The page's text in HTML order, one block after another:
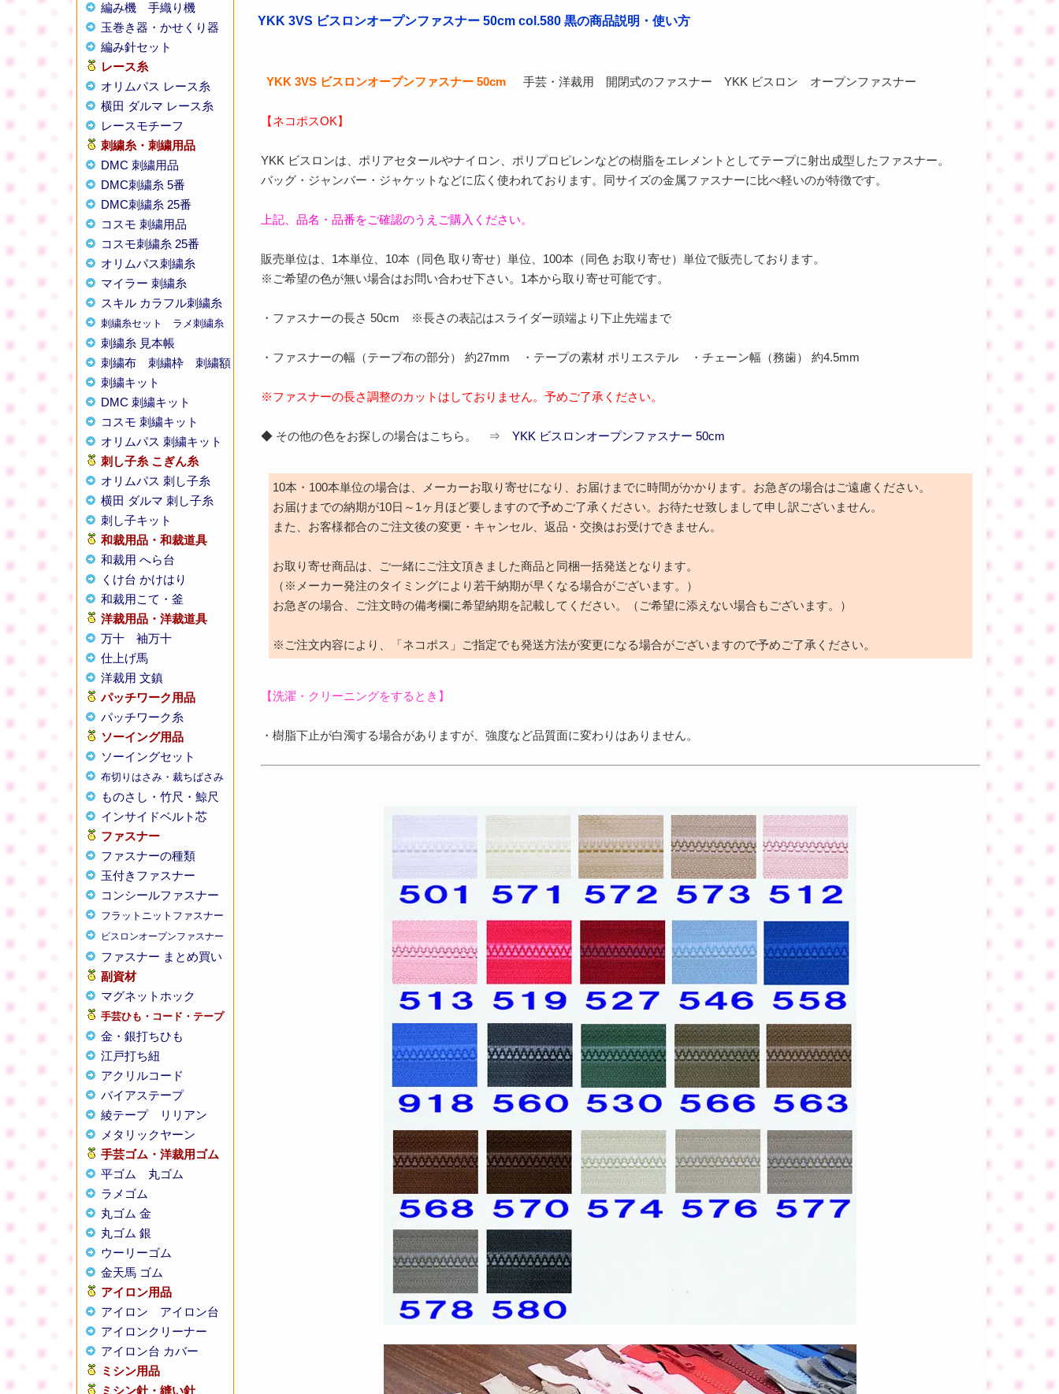
編み機
手織り機
玉巻き器・かせくり器
編み針セット
レース糸
オリムパス レース糸
横田 ダルマ レース糸
レースモチーフ
刺繍糸・刺繍用品
DMC 刺繍用品
DMC刺繍糸 5番
DMC刺繍糸 25番
コスモ 刺繍用品
コスモ刺繍糸 25番
オリムパス刺繍糸
マイラー 刺繍糸
スキル カラフル刺繍糸
刺繍糸セット ラメ刺繍糸
刺繍糸 見本帳
刺繍布
刺繍枠
刺繍額
刺繍キット
DMC 刺繍キット
コスモ 刺繍キット
オリムパス 刺繍キット
刺し子糸 こぎん糸
オリムパス 刺し子糸
横田 ダルマ 刺し子糸
刺し子キット
和裁用品・和裁道具
和裁用 へら台
くけ台 かけはり
和裁用こて・釜
洋裁用品・洋裁道具
万十
袖万十
仕上げ馬
洋裁用 文鎮
パッチワーク用品
パッチワーク糸
ソーイング用品
ソーイングセット
布切りはさみ・裁ちばさみ
ものさし・竹尺・鯨尺
インサイドベルト芯
ファスナー
ファスナーの種類
玉付きファスナー
コンシールファスナー
フラットニットファスナー
ビスロンオープンファスナー
ファスナー まとめ買い
副資材
マグネットホック
手芸ひも・コード・テープ
金・銀打ちひも
江戸打ち紐
アクリルコード
バイアステープ
綾テープ
リリアン
メタリックヤーン
手芸ゴム・洋裁用ゴム
平ゴム
丸ゴム
ラメゴム
丸ゴム 金
丸ゴム 銀
ウーリーゴム
金天馬 ゴム
アイロン用品
アイロン
アイロン台
アイロンクリーナー
アイロン台 カバー
ミシン用品
ミシン針・縫い針
YKK 3VS ビスロンオープンファスナー 50cm col.580 黒の商品説明・使い方
YKK 3VS ビスロンオープンファスナー 50cm 手芸・洋裁用 開閉式のファスナー YKK ビスロン オープンファスナー
【ネコポスOK】
YKK ビスロンは、ポリアセタールやナイロン、ポリプロピレンなどの樹脂をエレメントとしてテープに射出成型したファスナー。
バッグ・ジャンバー・ジャケットなどに広く使われております。同サイズの金属ファスナーに比べ軽いのが特徴です。
上記、品名・品番をご確認のうえご購入ください。
販売単位は、1本単位、10本（同色 取り寄せ）単位、100本（同色 お取り寄せ）単位で販売しております。
※ご希望の色が無い場合はお問い合わせ下さい。1本から取り寄せ可能です。
・ファスナーの長さ 50cm ※長さの表記はスライダー頭端より下止先端まで
・ファスナーの幅（テープ布の部分） 約27mm ・テープの素材 ポリエステル ・チェーン幅（務歯） 約4.5mm
※ファスナーの長さ調整のカットはしておりません。予めご了承ください。
◆ その他の色をお探しの場合はこちら。 ⇒ YKK ビスロンオープンファスナー 50cm
10本・100本単位の場合は、メーカーお取り寄せになり、お届けまでに時間がかかります。お急ぎの場合はご遠慮ください。
お届けまでの納期が10日～1ヶ月ほど要しますので予めご了承ください。お待たせ致しまして申し訳ございません。
また、お客様都合のご注文後の変更・キャンセル、返品・交換はお受けできません。
お取り寄せ商品は、ご一緒にご注文頂きました商品と同梱一括発送となります。
（※メーカー発注のタイミングにより若干納期が早くなる場合がございます。）
お急ぎの場合、ご注文時の備考欄に希望納期を記載してください。（ご希望に添えない場合もございます。）
※ご注文内容により、「ネコポス」ご指定でも発送方法が変更になる場合がございますので予めご了承ください。
【洗濯・クリーニングをするとき】
・樹脂下止が白濁する場合がありますが、強度など品質面に変わりはありません。